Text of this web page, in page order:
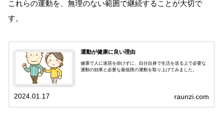
これらの運動を、無理のない範囲で継続することが大切で
す。
運動が健康に良い理由
健康で人に迷惑を掛けずに、自分自身で生活を送る上で必要な
運動の効果と必要な最低限の運動を取り上げてみました。
raunzi.com
2024.01.17